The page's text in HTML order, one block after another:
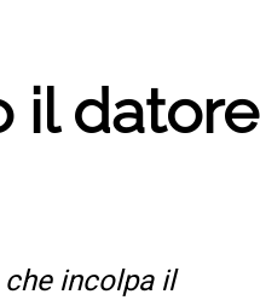
il datore
incolpa il